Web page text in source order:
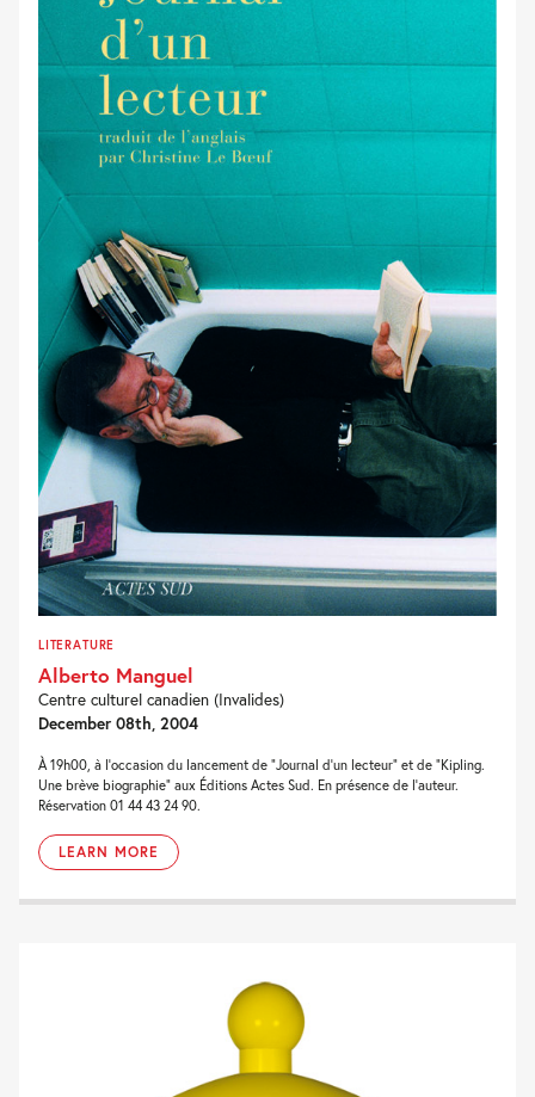
LITERATURE
Alberto Manguel
Centre culturel canadien (Invalides)
December 08th, 2004
À 19h00, à l’occasion du lancement de “Journal d’un lecteur” et de “Kipling.
Une brève biographie” aux Éditions Actes Sud. En présence de l’auteur.
Réservation 01 44 43 24 90.
LEARN MORE